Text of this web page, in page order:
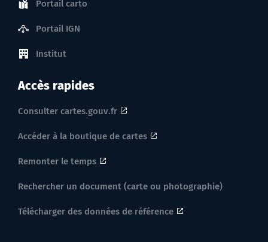
Portail carto
Portail IGN
Institut
Accès rapides
Consulter cartes.gouv.fr
Accéder à la boutique de cartes
Remonter le temps
Rechercher un document (carte ou photographie)
Télécharger des données de référence